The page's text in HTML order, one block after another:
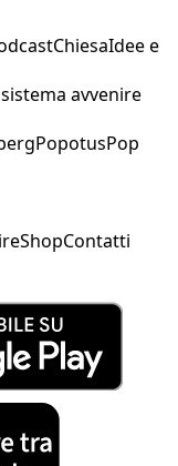
ChiesaIdee e
avvenire
PopotusPop
ShopContatti